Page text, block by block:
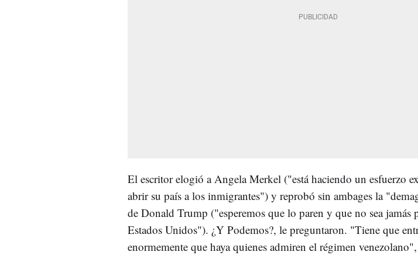
El escritor elogió a Angela Merkel ("está haciendo un esfuerzo
abrir su país a los inmigrantes") y reprobó sin ambages la
de Donald Trump ("esperemos que lo paren y que no sea jamás
Estados Unidos"). ¿Y Podemos?, le preguntaron. "Tiene que
enormemente que haya quienes admiren el régimen